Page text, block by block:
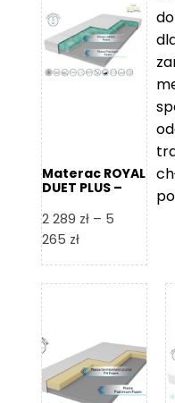
2
109 zł
Materac ROYAL
DUET PLUS –
2 289 zł – 5
265 złZakres
od
do
5
265 zł